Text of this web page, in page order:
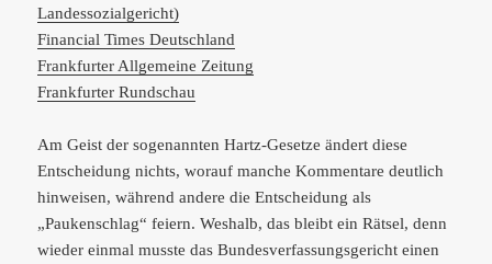
Landessozialgericht)
Financial Times Deutschland
Frankfurter Allgemeine Zeitung
Frankfurter Rundschau
Am Geist der sogenannten Hartz-Gesetze ändert diese
Entscheidung nichts, worauf manche Kommentare deutlich
hinweisen, während andere die Entscheidung als
„Paukenschlag“ feiern. Weshalb, das bleibt ein Rätsel, denn
wieder einmal musste das Bundesverfassungsgericht einen